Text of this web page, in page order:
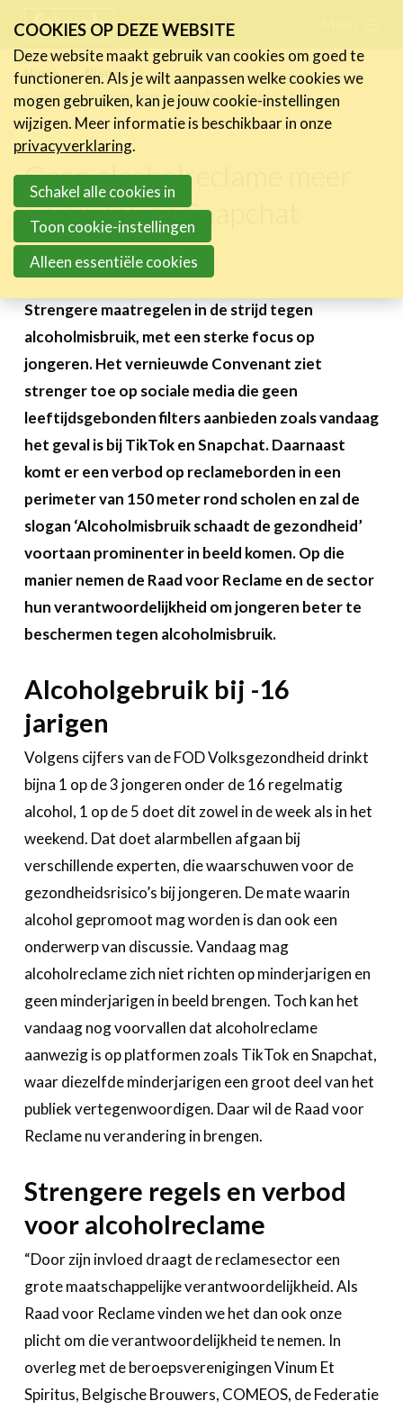
links
Jump
to
navigation
to
main
content
FR NL
Home
Nieuws
Geen alcoholreclame meer op TikTok en Snapchat
Geen alcoholreclame meer
op TikTok en Snapchat
29 november 2024
Strengere maatregelen in de strijd tegen
alcoholmisbruik, met een sterke focus op
jongeren. Het vernieuwde Convenant ziet
strenger toe op sociale media die geen
leeftijdsgebonden filters aanbieden zoals vandaag
het geval is bij TikTok en Snapchat. Daarnaast
komt er een verbod op reclameborden in een
perimeter van 150 meter rond scholen en zal de
slogan ‘Alcoholmisbruik schaadt de gezondheid’
voortaan prominenter in beeld komen. Op die
manier nemen de Raad voor Reclame en de sector
hun verantwoordelijkheid om jongeren beter te
beschermen tegen alcoholmisbruik.
Alcoholgebruik bij -16
jarigen
Volgens cijfers van de FOD Volksgezondheid drinkt
bijna 1 op de 3 jongeren onder de 16 regelmatig
alcohol, 1 op de 5 doet dit zowel in de week als in het
weekend. Dat doet alarmbellen afgaan bij
verschillende experten, die waarschuwen voor de
gezondheidsrisico’s bij jongeren. De mate waarin
alcohol gepromoot mag worden is dan ook een
onderwerp van discussie. Vandaag mag
alcoholreclame zich niet richten op minderjarigen en
geen minderjarigen in beeld brengen. Toch kan het
vandaag nog voorvallen dat alcoholreclame
aanwezig is op platformen zoals TikTok en Snapchat,
waar diezelfde minderjarigen een groot deel van het
publiek vertegenwoordigen. Daar wil de Raad voor
Reclame nu verandering in brengen.
Strengere regels en verbod
voor alcoholreclame
“Door zijn invloed draagt de reclamesector een
grote maatschappelijke verantwoordelijkheid. Als
Raad voor Reclame vinden we het dan ook onze
plicht om die verantwoordelijkheid te nemen. In
overleg met de beroepsverenigingen Vinum Et
Spiritus, Belgische Brouwers, COMEOS, de Federatie
Nieuws
Nieuwsberichten
FeWeb Videos
Jobs in de sector
Activiteiten
Cases
Expertise
Toolbox
Over FeWeb
Lid worden Account
Zoeken
COOKIES OP DEZE WEBSITE
Deze website maakt gebruik van cookies om goed te
functioneren. Als je wilt aanpassen welke cookies we
mogen gebruiken, kan je jouw cookie-instellingen
wijzigen. Meer informatie is beschikbaar in onze
privacyverklaring.
Schakel alle cookies in
Toon cookie-instellingen
Alleen essentiële cookies